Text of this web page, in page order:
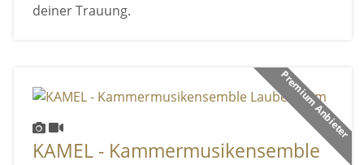
deiner Trauung.
Premium Anbieter
KAMEL - Kammermusikensemble